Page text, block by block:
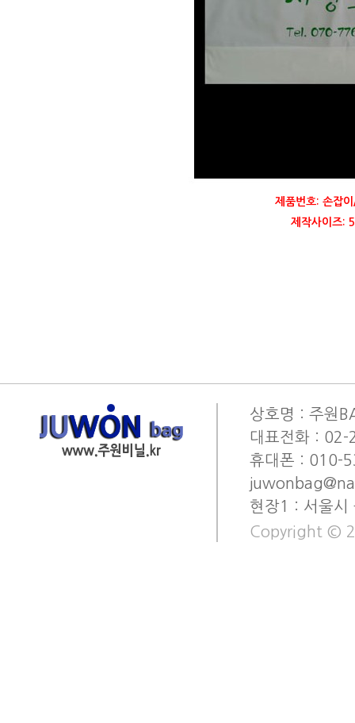
제품번호: 손잡
제작사이즈:
상호명 : 주원
대표전화 :
휴대폰 : 010-
현장1 : 서울
Copyright ©